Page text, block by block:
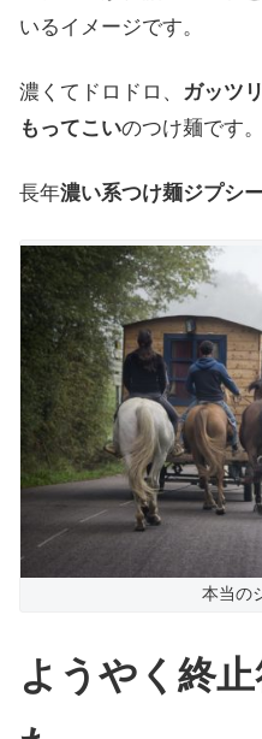
いるイメージです。
濃くて ドロドロ 、 ガッツ
もってこいのつけ麺です。
長年濃い系つけ麺ジプシ
本当の
ようやく 終